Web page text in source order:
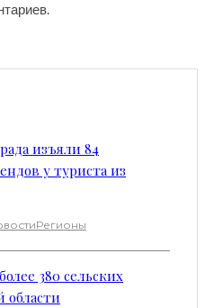
изъяли 84
у туриста из
Регионы
380 сельских
области